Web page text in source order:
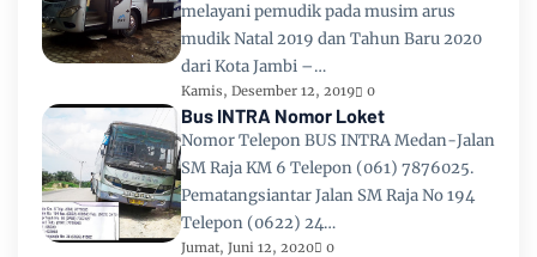
melayani pemudik pada musim arus
mudik Natal 2019 dan Tahun Baru 2020
dari Kota Jambi –…
Kamis, Desember 12, 2019 0
Bus INTRA Nomor Loket
Nomor Telepon BUS INTRA Medan-Jalan
SM Raja KM 6 Telepon (061) 7876025.
Pematangsiantar Jalan SM Raja No 194
Telepon (0622) 24…
Jumat, Juni 12, 2020 0